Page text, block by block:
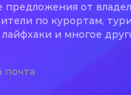
предложения от
по курортам,
лайфхаки и многое